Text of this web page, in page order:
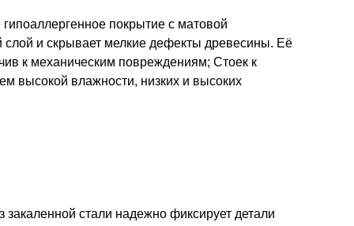
покрытие с матовой
и скрывает мелкие дефекты древесины. Её
к механическим повреждениям; Стоек к
высокой влажности, низких и высоких
стали надежно фиксирует детали